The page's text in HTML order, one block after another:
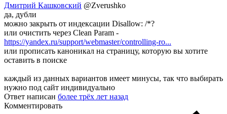
Дмитрий Кашковский @Zverushko
да, дубли
можно закрыть от индексации Disallow: /*?
или очистить через Clean Param -
https://yandex.ru/support/webmaster/controlling-ro...
или прописать каноникал на страницу, которую вы хотите
оставить в поиске
каждый из данных вариантов имеет минусы, так что выбирать
нужно под сайт индивидуально
Ответ написан более трёх лет назад
Комментировать